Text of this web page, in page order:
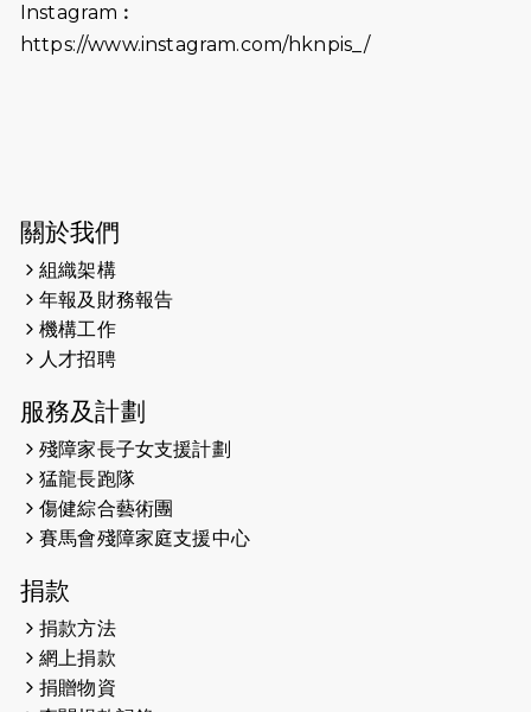
Instagram︰
https://www.instagram.com/hknpis_/
關於我們
組織架構
年報及財務報告
機構工作
人才招聘
服務及計劃
殘障家長子女支援計劃
猛龍長跑隊
傷健綜合藝術團
賽馬會殘障家庭支援中心
捐款
捐款方法
網上捐款
捐贈物資